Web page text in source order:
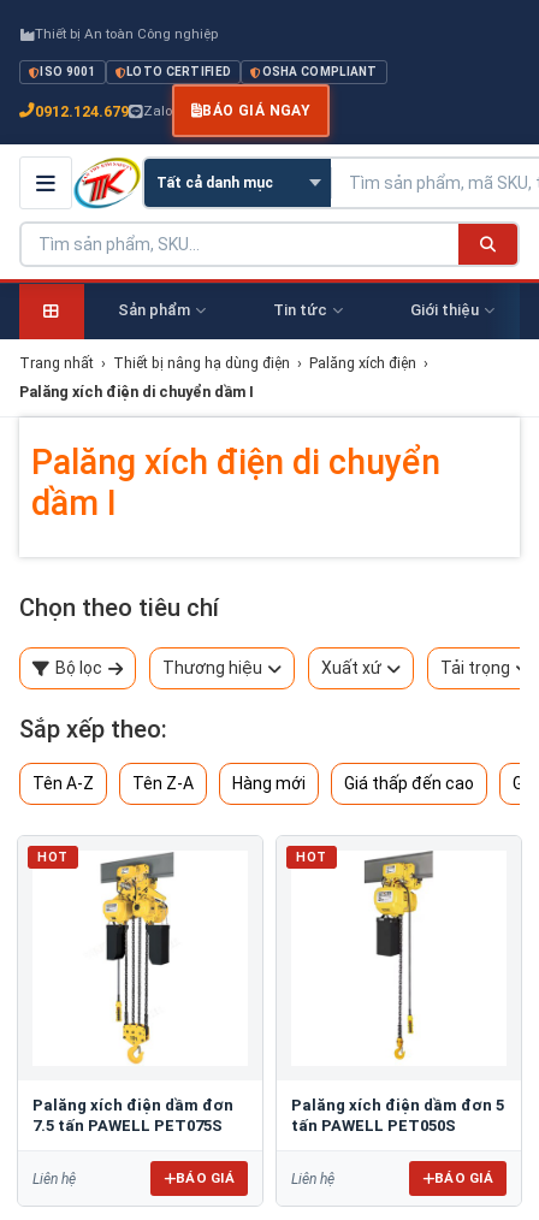
Thiết bị An toàn Công nghiệp
ISO 9001 LOTO CERTIFIED OSHA COMPLIANT
0912.124.679 Zalo BÁO GIÁ NGAY
Sản phẩm Tin tức Giới thiệu
Trang nhất › Thiết bị nâng hạ dùng điện › Palăng xích điện ›
Palăng xích điện di chuyển dầm I
Palăng xích điện di chuyển
dầm I
Chọn theo tiêu chí
Bộ lọc Thương hiệu Xuất xứ Tải trọng
Sắp xếp theo:
Tên A-Z Tên Z-A Hàng mới Giá thấp đến cao
HOT
Palăng xích điện dầm đơn
7.5 tấn PAWELL PET075S
Liên hệ BÁO GIÁ
HOT
Palăng xích điện dầm đơn 5
tấn PAWELL PET050S
Liên hệ BÁO GIÁ